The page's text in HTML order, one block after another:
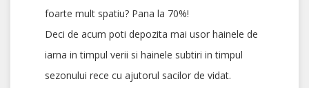
foarte mult spatiu? Pana la 70%!
Deci de acum poti depozita mai usor hainele de
iarna in timpul verii si hainele subtiri in timpul
sezonului rece cu ajutorul sacilor de vidat.